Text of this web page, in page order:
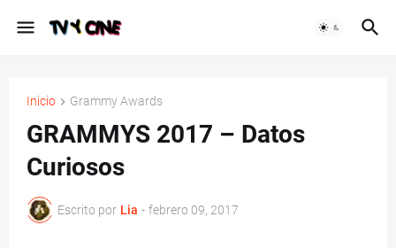
Inicio Grammy Awards
GRAMMYS 2017 – Datos
Curiosos
Escrito por Lia - febrero 09, 2017